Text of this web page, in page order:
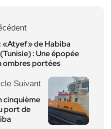
«Atyef» de Habiba
: Une épopée
ombres portées
Suivant
cinquième
port de